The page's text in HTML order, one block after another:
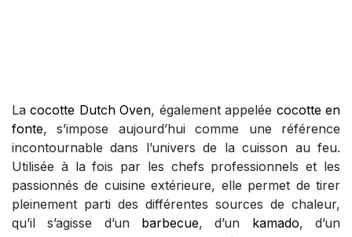
Lacocotte Dutch Oven, également appelée cocotte en
fonte, s’impose aujourd’hui comme une référence
incontournable dans l’univers de la cuisson au feu.
Utilisée à la fois par les chefs professionnels et les
passionnés de cuisine extérieure, elle permet de tirer
pleinement parti des différentes sources de chaleur,
qu’il s’agisse d’un barbecue, d’un kamado, d’un